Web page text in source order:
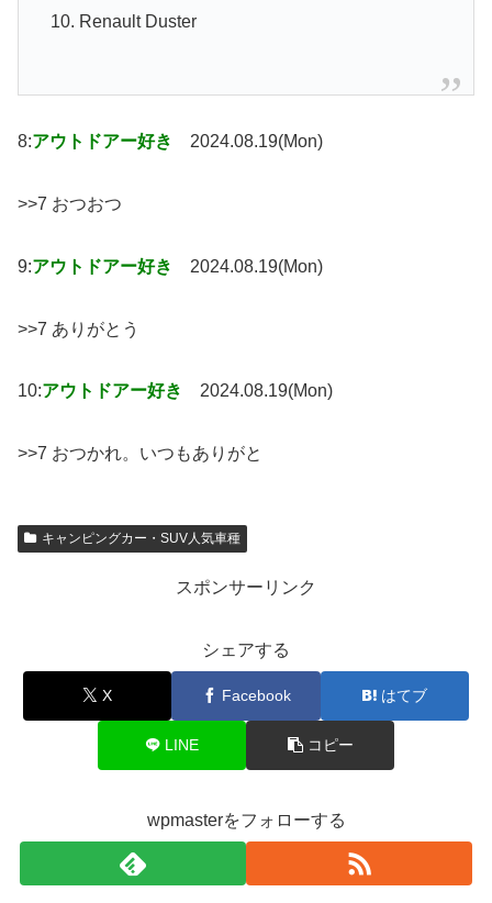
10. Renault Duster
8:アウトドアー好き 2024.08.19(Mon)
>>7 おつおつ
9:アウトドアー好き 2024.08.19(Mon)
>>7 ありがとう
10:アウトドアー好き 2024.08.19(Mon)
>>7 おつかれ。いつもありがと
キャンピングカー・SUV人気車種
スポンサーリンク
シェアする
X Facebook はてブ
LINE コピー
wpmasterをフォローする